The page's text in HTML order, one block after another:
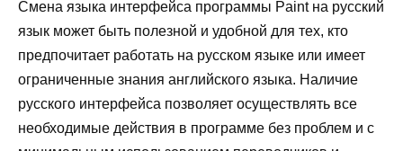
Смена языка интерфейса программы Paint на русский
язык может быть полезной и удобной для тех, кто
предпочитает работать на русском языке или имеет
ограниченные знания английского языка. Наличие
русского интерфейса позволяет осуществлять все
необходимые действия в программе без проблем и с